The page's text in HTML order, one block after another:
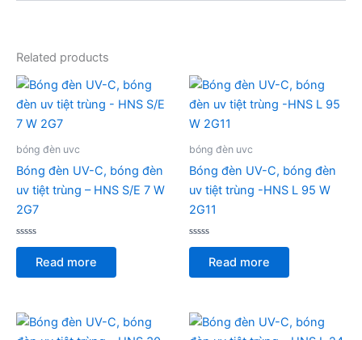
Related products
bóng đèn uvc
Bóng đèn UV-C, bóng đèn
uv tiệt trùng – HNS S/E 7 W
2G7
Rated
of
Read more
bóng đèn uvc
Bóng đèn UV-C, bóng đèn
uv tiệt trùng -HNS L 95 W
2G11
Rated
of
Read more